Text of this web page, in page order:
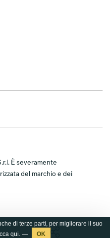
di terze parti, per migliorare il suo
qui. —
È severamente
del marchio e dei